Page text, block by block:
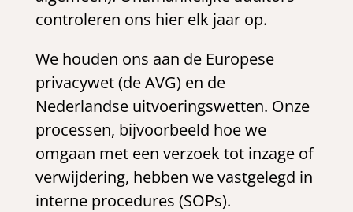
controleren ons hier elk jaar op.
We houden ons aan de Europese
privacywet (de AVG) en de
Nederlandse uitvoeringswetten. Onze
processen, bijvoorbeeld hoe we
omgaan met een verzoek tot inzage of
verwijdering, hebben we vastgelegd in
interne procedures (SOPs).